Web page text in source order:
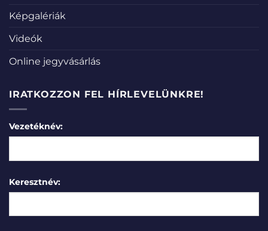
Képgalériák
Videók
Online jegyvásárlás
IRATKOZZON FEL HÍRLEVELÜNKRE!
Vezetéknév:
Keresztnév: